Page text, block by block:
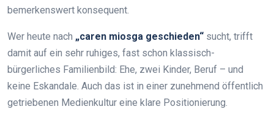
bemerkenswert konsequent.
Wer heute nach „caren miosga geschieden“ sucht, trifft
damit auf ein sehr ruhiges, fast schon klassisch-
bürgerliches Familienbild: Ehe, zwei Kinder, Beruf – und
keine Eskandale. Auch das ist in einer zunehmend öffentlich
getriebenen Medienkultur eine klare Positionierung.